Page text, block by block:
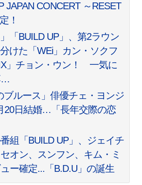
JAPAN CONCERT ～RESET
！
」「BUILD UP」、第2ラウン
けた「WEi」カン・ソクフ
」チョン・ウン！ 一気に
…
ブルース」俳優チェ・ヨンジ
20日結婚…「長年交際の恋
組「BUILD UP」、ジェイチ
オン、スンフン、キム・ミ
ー確定...「B.D.U」の誕生